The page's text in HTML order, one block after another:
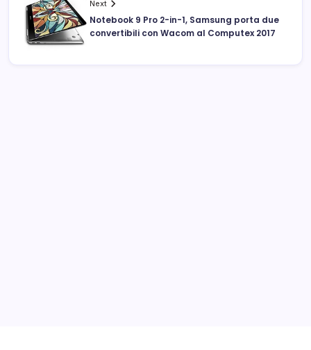
Next
Notebook 9 Pro 2-in-1, Samsung porta due
convertibili con Wacom al Computex 2017